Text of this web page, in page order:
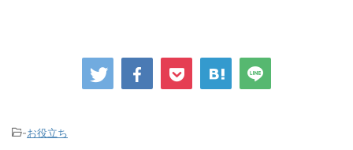
-お役立ち